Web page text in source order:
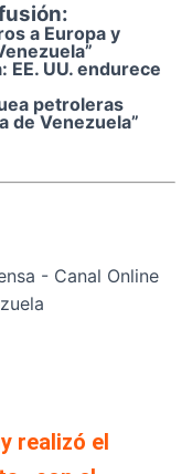
a Europa y
EE. UU. endurece
petroleras
de Venezuela”
- Canal Online
realizó el